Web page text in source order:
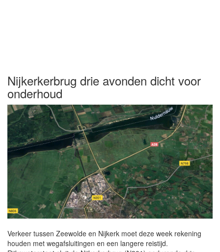
Nijkerkerbrug drie avonden dicht voor
onderhoud
Verkeer tussen Zeewolde en Nijkerk moet deze week rekening
houden met wegafsluitingen en een langere reistijd.